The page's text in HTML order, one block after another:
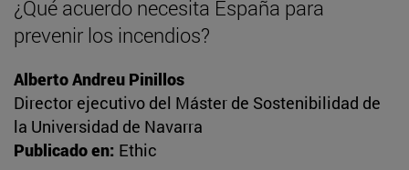
¿Qué acuerdo necesita España para
prevenir los incendios?
Alberto Andreu Pinillos
Director ejecutivo del Máster de Sostenibilidad de
la Universidad de Navarra
Publicado en: Ethic